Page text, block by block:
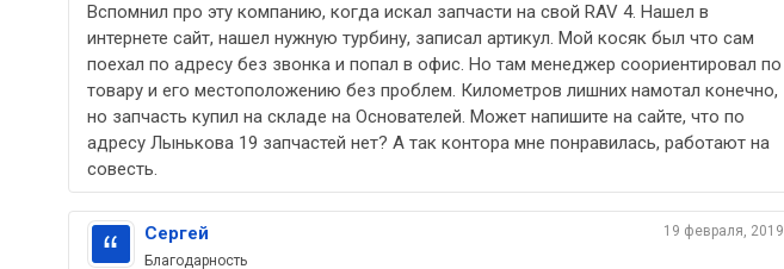
Вспомнил про эту компанию, когда искал запчасти на свой RAV 4. Нашел в
интернете сайт, нашел нужную турбину, записал артикул. Мой косяк был что сам
поехал по адресу без звонка и попал в офис. Но там менеджер соориентировал по
товару и его местоположению без проблем. Километров лишних намотал конечно,
но запчасть купил на складе на Основателей. Может напишите на сайте, что по
адресу Лынькова 19 запчастей нет? А так контора мне понравилась, работают на
совесть.
19 февраля, 2019
Сергей
Благодарность